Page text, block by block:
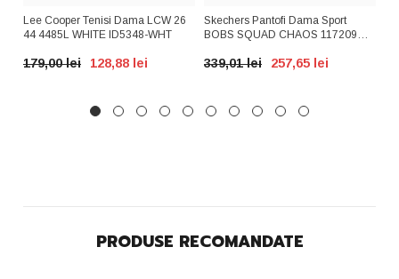
Lee Cooper Tenisi Dama LCW 26
44 4485L WHITE ID5348-WHT
179,00 lei 128,88 lei
Skechers Pantofi Dama Sport
BOBS SQUAD CHAOS 117209
339,01 lei 257,65 lei
PRODUSE RECOMANDATE